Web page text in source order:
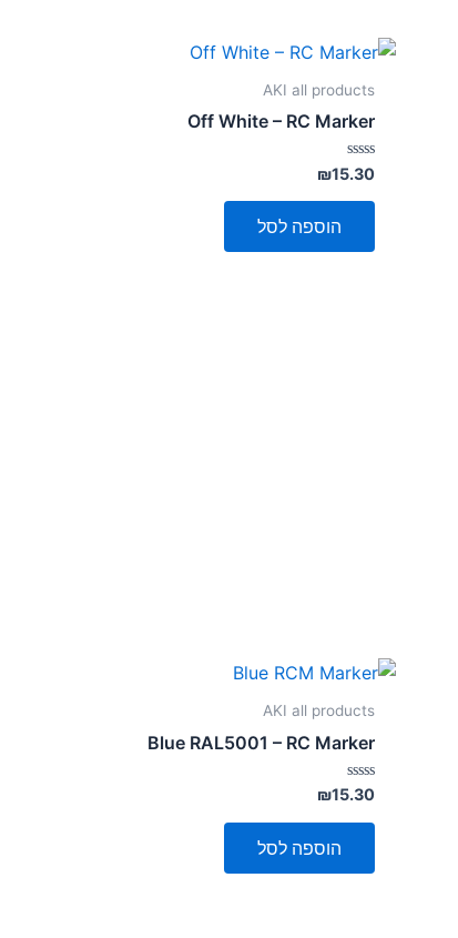
AKI all products
Off White – RC Marker
דורג
0
מתוך
₪15.30
הוספה לסל
AKI all products
Blue RAL5001 – RC Marker
דורג
0
מתוך
₪15.30
הוספה לסל